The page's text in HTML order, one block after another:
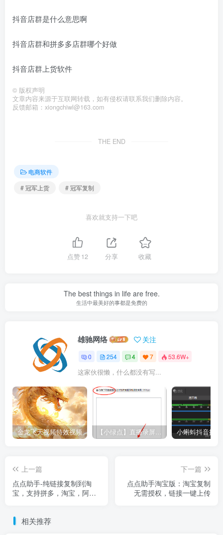
抖音店群是什么意思啊
抖音店群和拼多多店群哪个好做
抖音店群上货软件
© 版权声明
文章内容来源于互联网转载，如有侵权请联系我们删除内容。
反馈邮箱：xiongchiwl@163.com
THE END
电商软件
# 冠军上货
# 冠军复制
喜欢就支持一下吧
点赞12 分享 收藏
The best things in life are free.
生活中最美好的事都是免费的
雄驰网络 关注
0 254 4 7 53.6W+
这家伙很懒，什么都没有写...
金龙飞天视频特效视频 【小绿点】直播录屏软件 支持抖音快手直播屏幕高清录制
上一篇
点点助手-纯链接复制到淘
宝，支持拼多，淘宝，阿里
下一篇
点点助手淘宝版：淘宝复制
无需授权，链接一键上传
相关推荐